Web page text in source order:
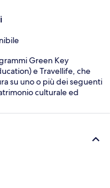
Green Key
e Travellife, che
su uno o più dei seguenti
culturale ed